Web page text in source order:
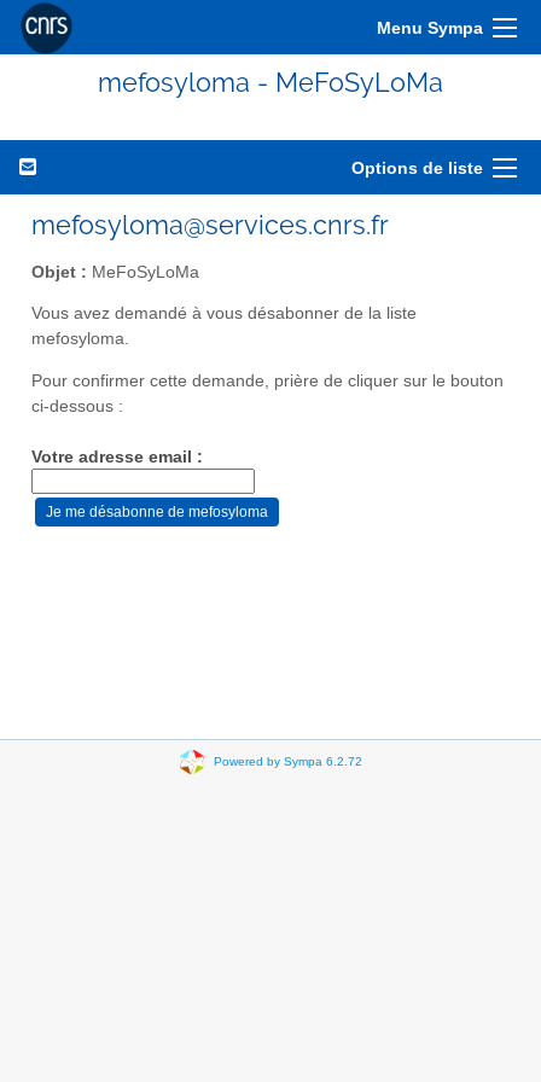
Menu Sympa
mefosyloma - MeFoSyLoMa
Options de liste
mefosyloma@services.cnrs.fr
Objet : MeFoSyLoMa
Vous avez demandé à vous désabonner de la liste
mefosyloma.
Pour confirmer cette demande, prière de cliquer sur le bouton
ci-dessous :
Votre adresse email :
Powered by Sympa 6.2.72